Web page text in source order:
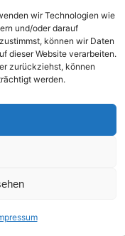
wir Technologien wie
und/oder darauf
können wir Daten
dieser Website verarbeiten.
zurückziehst, können
werden.